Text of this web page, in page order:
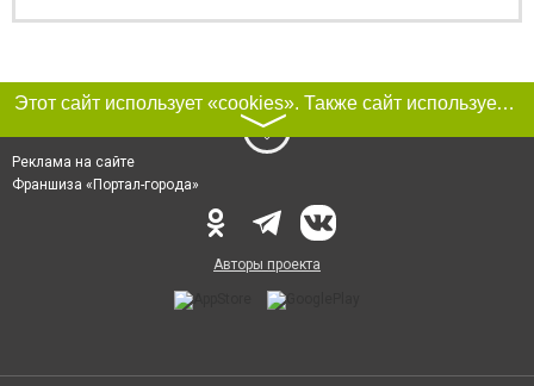
Этот сайт использует «cookies». Также сайт использует интернет-сервис для сбора технических данных касательно посетителей с целью получения маркетинговой и статистической информации. Условия обработки данных посетителей сайта см.
〉
Реклама на сайте
Франшиза «Портал-города»
Авторы проекта